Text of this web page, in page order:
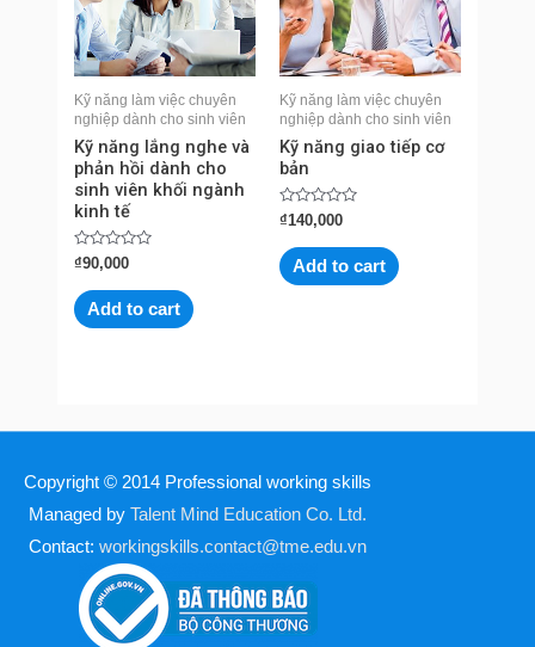
Kỹ năng làm việc chuyên
nghiệp dành cho sinh viên
Kỹ năng lắng nghe và
phản hồi dành cho
sinh viên khối ngành
kinh tế
Rated
out
of
5
₫90,000
Add to cart
Kỹ năng làm việc chuyên
nghiệp dành cho sinh viên
Kỹ năng giao tiếp cơ
bản
Rated
out
of
5
₫140,000
Add to cart
Copyright © 2014 Professional working skills
Managed by Talent Mind Education Co. Ltd.
Contact: workingskills.contact@tme.edu.vn